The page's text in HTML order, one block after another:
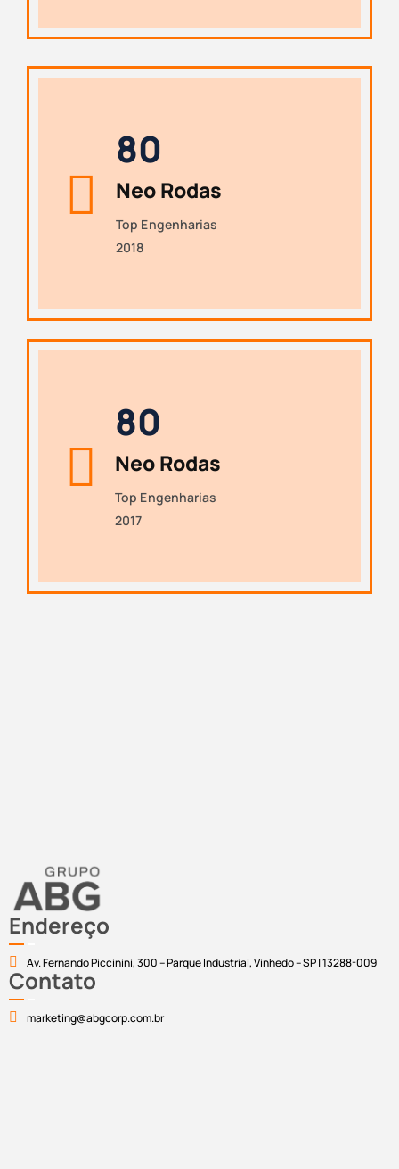
80
Neo Rodas
Top Engenharias
2018
80
Neo Rodas
Top Engenharias
2017
Endereço
Av. Fernando Piccinini, 300 – Parque Industrial, Vinhedo – SP | 13288-009
Contato
marketing@abgcorp.com.br